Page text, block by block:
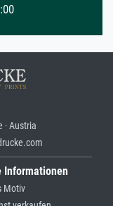
· Austria
Informationen
Motiv